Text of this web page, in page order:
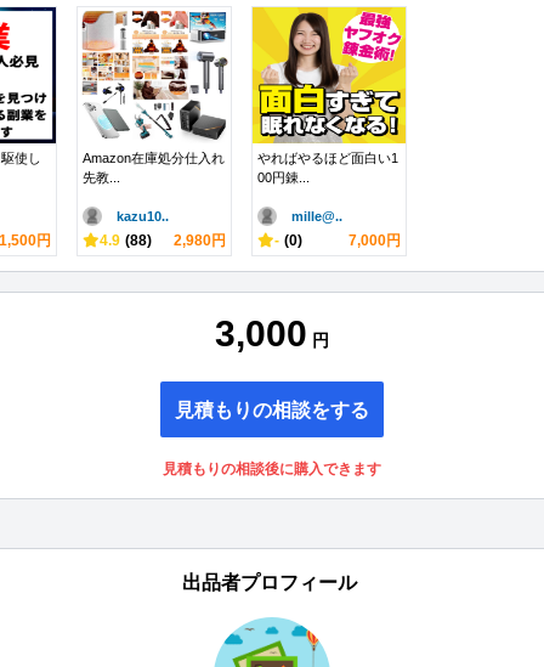
使し
1,500円
Amazon在庫処分仕入れ
先教...
kazu10..
4.9 (88) 2,980円
やればやるほど面白い1
00円錬...
mille@..
- (0) 7,000円
3,000 円
見積もりの相談をする
見積もりの相談後に購入できます
出品者プロフィール